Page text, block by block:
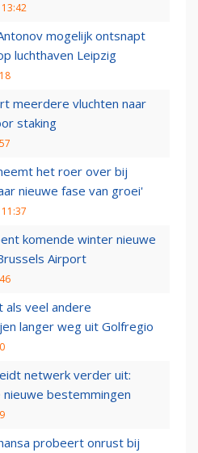
mogelijk ontsnapt
luchthaven Leipzig
meerdere vluchten naar
staking
het roer over bij
nieuwe fase van groei'
komende winter nieuwe
Airport
als veel andere
langer weg uit Golfregio
netwerk verder uit:
bestemmingen
probeert onrust bij